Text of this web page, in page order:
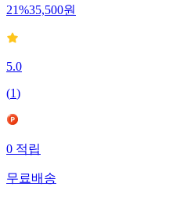
21%35,500원
5.0
(1)
0적립
무료배송